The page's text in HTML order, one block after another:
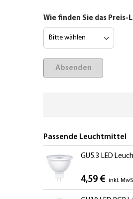
Wie finden Sie das
Absenden
Passende Leuchtmittel
GU5.3 LED
4,59 € inkl.